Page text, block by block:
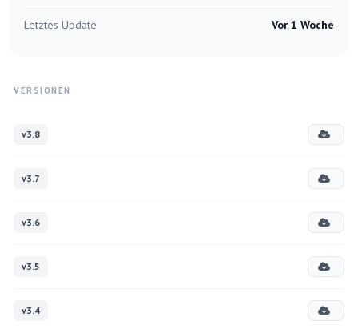
Letztes Update Vor 1 Woche
VERSIONEN
v3.8
v3.7
v3.6
v3.5
v3.4